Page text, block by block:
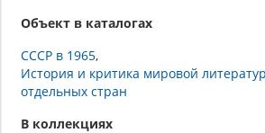
Объект в каталогах
СССР в 1965
История и критика мировой
отдельных стран
В коллекциях